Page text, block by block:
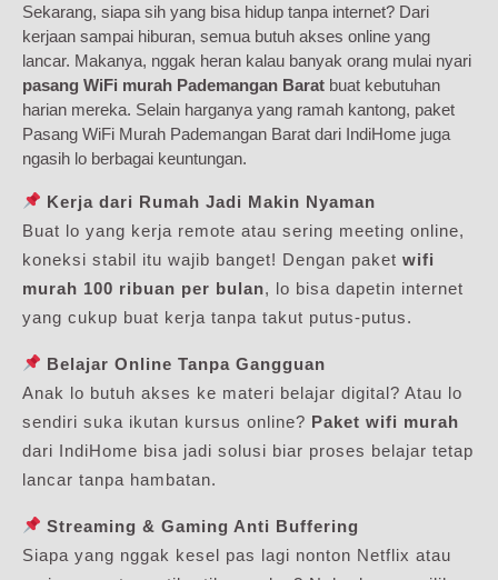
Sekarang, siapa sih yang bisa hidup tanpa internet? Dari
kerjaan sampai hiburan, semua butuh akses online yang
lancar. Makanya, nggak heran kalau banyak orang mulai nyari
pasang WiFi murah Pademangan Barat buat kebutuhan
harian mereka. Selain harganya yang ramah kantong, paket
Pasang WiFi Murah Pademangan Barat dari IndiHome juga
ngasih lo berbagai keuntungan.
Kerja dari Rumah Jadi Makin Nyaman
Buat lo yang kerja remote atau sering meeting online,
koneksi stabil itu wajib banget! Dengan paket wifi
murah 100 ribuan per bulan, lo bisa dapetin internet
yang cukup buat kerja tanpa takut putus-putus.
Belajar Online Tanpa Gangguan
Anak lo butuh akses ke materi belajar digital? Atau lo
sendiri suka ikutan kursus online? Paket wifi murah
dari IndiHome bisa jadi solusi biar proses belajar tetap
lancar tanpa hambatan.
Streaming & Gaming Anti Buffering
Siapa yang nggak kesel pas lagi nonton Netflix atau